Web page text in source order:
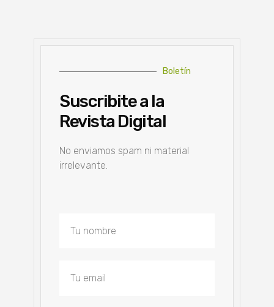
Boletín
Suscribite a la
Revista Digital
No enviamos spam ni material
irrelevante.